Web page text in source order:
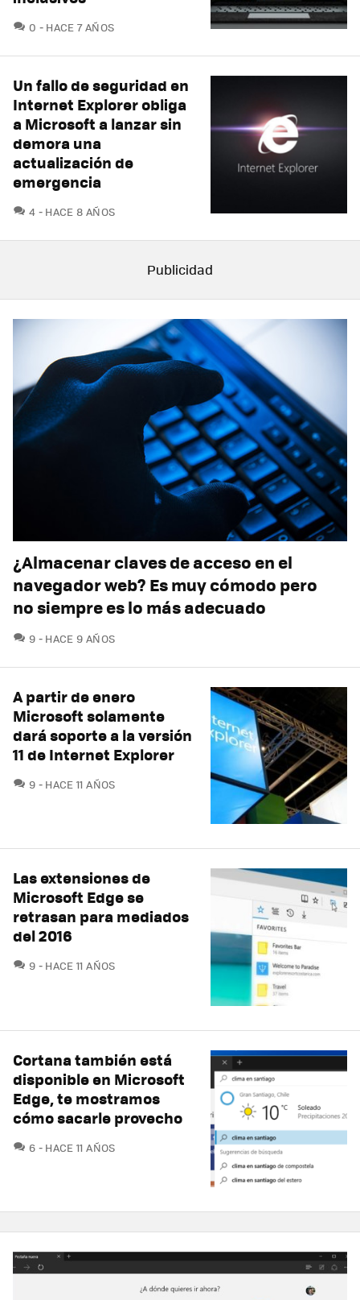
0 COMENTARIOS
HACE 7 AÑOS
Un fallo de seguridad en
Internet Explorer obliga
a Microsoft a lanzar sin
demora una
actualización de
emergencia
4 COMENTARIOS
HACE 8 AÑOS
¿Almacenar claves de acceso en el
navegador web? Es muy cómodo pero
no siempre es lo más adecuado
9 COMENTARIOS
HACE 9 AÑOS
A partir de enero
Microsoft solamente
dará soporte a la versión
11 de Internet Explorer
9 COMENTARIOS
HACE 11 AÑOS
Las extensiones de
Microsoft Edge se
retrasan para mediados
del 2016
9 COMENTARIOS
HACE 11 AÑOS
Cortana también está
disponible en Microsoft
Edge, te mostramos
cómo sacarle provecho
6 COMENTARIOS
HACE 11 AÑOS